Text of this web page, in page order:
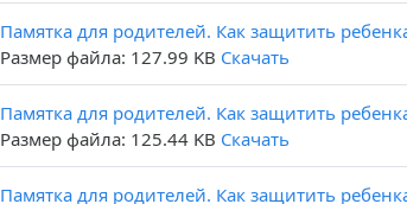
Памятка для родителей. Как защитить
Размер файла: 127.99 KB Скачать
Памятка для родителей. Как защитить
Размер файла: 125.44 KB Скачать
Памятка для родителей. Как защитить